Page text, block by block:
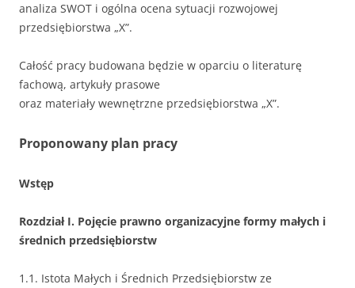
analiza SWOT i ogólna ocena sytuacji rozwojowej
przedsiębiorstwa „X”.
Całość pracy budowana będzie w oparciu o literaturę
fachową, artykuły prasowe
oraz materiały wewnętrzne przedsiębiorstwa „X”.
Proponowany plan pracy
Wstęp
Rozdział I. Pojęcie prawno organizacyjne formy małych i
średnich przedsiębiorstw
1.1. Istota Małych i Średnich Przedsiębiorstw ze